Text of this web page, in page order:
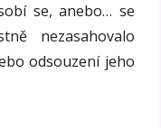
se, anebo… se
nezasahovalo
odsouzení jeho